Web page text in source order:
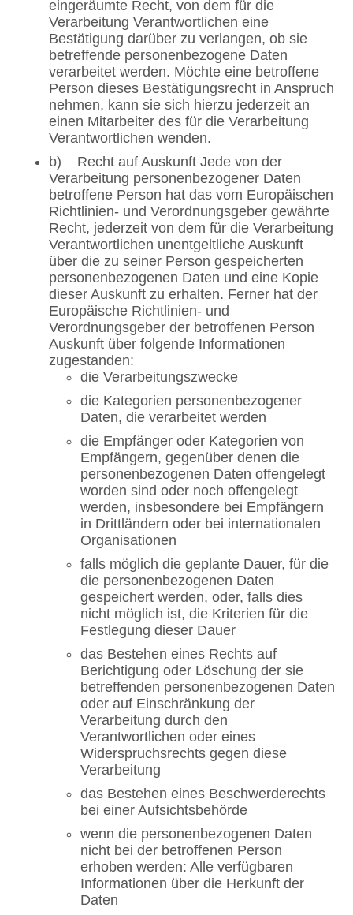
eingeräumte Recht, von dem für die
Verarbeitung Verantwortlichen eine
Bestätigung darüber zu verlangen, ob sie
betreffende personenbezogene Daten
verarbeitet werden. Möchte eine betroffene
Person dieses Bestätigungsrecht in Anspruch
nehmen, kann sie sich hierzu jederzeit an
einen Mitarbeiter des für die Verarbeitung
Verantwortlichen wenden.
b) Recht auf Auskunft Jede von der
Verarbeitung personenbezogener Daten
betroffene Person hat das vom Europäischen
Richtlinien- und Verordnungsgeber gewährte
Recht, jederzeit von dem für die Verarbeitung
Verantwortlichen unentgeltliche Auskunft
über die zu seiner Person gespeicherten
personenbezogenen Daten und eine Kopie
dieser Auskunft zu erhalten. Ferner hat der
Europäische Richtlinien- und
Verordnungsgeber der betroffenen Person
Auskunft über folgende Informationen
zugestanden:
die Verarbeitungszwecke
die Kategorien personenbezogener
Daten, die verarbeitet werden
die Empfänger oder Kategorien von
Empfängern, gegenüber denen die
personenbezogenen Daten offengelegt
worden sind oder noch offengelegt
werden, insbesondere bei Empfängern
in Drittländern oder bei internationalen
Organisationen
falls möglich die geplante Dauer, für die
die personenbezogenen Daten
gespeichert werden, oder, falls dies
nicht möglich ist, die Kriterien für die
Festlegung dieser Dauer
das Bestehen eines Rechts auf
Berichtigung oder Löschung der sie
betreffenden personenbezogenen Daten
oder auf Einschränkung der
Verarbeitung durch den
Verantwortlichen oder eines
Widerspruchsrechts gegen diese
Verarbeitung
das Bestehen eines Beschwerderechts
bei einer Aufsichtsbehörde
wenn die personenbezogenen Daten
nicht bei der betroffenen Person
erhoben werden: Alle verfügbaren
Informationen über die Herkunft der
Daten